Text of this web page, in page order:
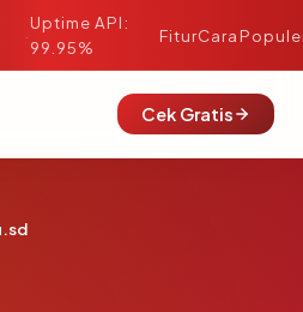
·
Uptime API:
99.95%
FiturCara
Cek Gratis